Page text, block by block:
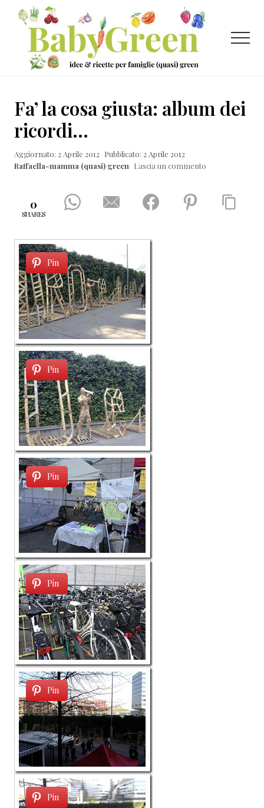
Menu
Passa
contenuto
principale
Passa
laterale
primaria
Passa
ricette
per
famiglie
Menu
Fa’ la cosa giusta: album dei
ricordi…
Aggiornato: 2 Aprile 2012 Pubblicato: 2 Aprile 2012
Raffaella-mamma (quasi) green Lascia un commento
0
SHARES
Pin
Pin
Pin
Pin
Pin
Pin